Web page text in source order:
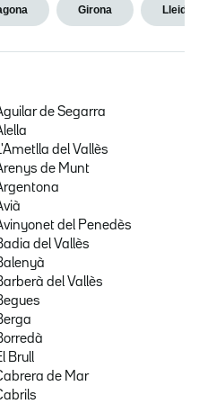
Girona Lleida
de Segarra
del Vallès
de Munt
del Penedès
del Vallès
del Vallès
Brull
de Mar